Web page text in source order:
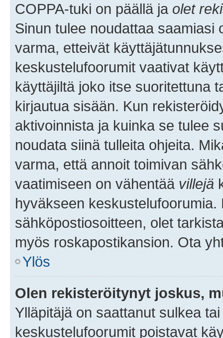
COPPA-tuki on päällä ja olet
Sinun tulee noudattaa saamiasi
varma, etteivät
keskustelufoorumit vaativat
käyttäjiltä joko itse suoritettuna
kirjautua sisään. Kun
aktivoinnista ja kuinka se tulee
noudata siinä tulleita ohjeita.
varma, että annoit toimivan
vaatimiseen on vähentää villejä
hyväkseen
sähköpostiosoitteen, olet
myös roskapostikansion. Ota
Ylös
Olen rekisteröitynyt joskus,
Ylläpitäjä on saattanut sulkea
keskustelufoorumit poistavat